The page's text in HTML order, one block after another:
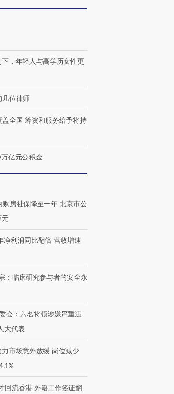
Z世代 用街头抗争将教
机”？难民潮撕裂西班牙
意思的生活方式·第三对
住三大增长引擎是什么？
下，年轻人与高学历女性更
几位律师
盖全国 筹资和服务给予将持
万亿元公积金
购房社保降至一年 北京市公
元
净利润同比翻倍 营收增速
：临床研究参与者的安全永
会：六名将领涉嫌严重违
大代表
市场意外放缓 岗位减少
回流香港 外籍工作签证翻